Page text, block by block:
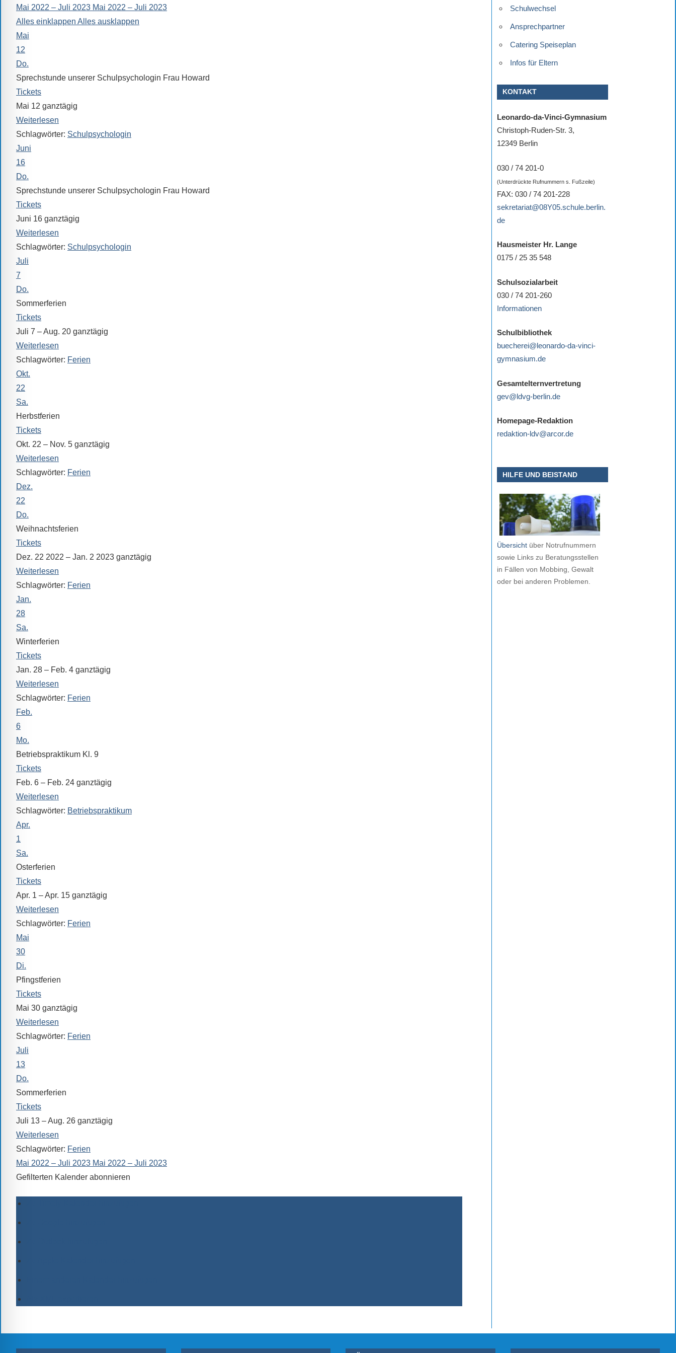
alle
Fragen
Antworten
zu
bieten.
Daneben
gibt
es
den
Aktivitäten
an
unserer
Schule.
Ob
Sprach-,
Mathematik-
oder
Sportwettkampf,
Musik-
Exkursion
oder
Reise
–
unsere
Schülerinnen
und
Schüler
sind
dabei!
Sollten
Sie
Information
nicht
finden,
stehen
am
Ende
jeder
Seite
verschiedene
Möglichkeiten
der
Suche
Mai 2022 – Juli 2023 Mai 2022 – Juli 2023
Alles einklappen Alles ausklappen
Mai
12
Do.
Sprechstunde unserer Schulpsychologin Frau Howard
Tickets
Mai 12 ganztägig
Weiterlesen
Schlagwörter: Schulpsychologin
Juni
16
Do.
Sprechstunde unserer Schulpsychologin Frau Howard
Tickets
Juni 16 ganztägig
Weiterlesen
Schlagwörter: Schulpsychologin
Juli
7
Do.
Sommerferien
Tickets
Juli 7 – Aug. 20 ganztägig
Weiterlesen
Schlagwörter: Ferien
Okt.
22
Sa.
Herbstferien
Tickets
Okt. 22 – Nov. 5 ganztägig
Weiterlesen
Schlagwörter: Ferien
Dez.
22
Do.
Weihnachtsferien
Tickets
Dez. 22 2022 – Jan. 2 2023 ganztägig
Weiterlesen
Schlagwörter: Ferien
Jan.
28
Sa.
Winterferien
Tickets
Jan. 28 – Feb. 4 ganztägig
Weiterlesen
Schlagwörter: Ferien
Feb.
6
Mo.
Betriebspraktikum Kl. 9
Tickets
Feb. 6 – Feb. 24 ganztägig
Weiterlesen
Schlagwörter: Betriebspraktikum
Apr.
1
Sa.
Osterferien
Tickets
Apr. 1 – Apr. 15 ganztägig
Weiterlesen
Schlagwörter: Ferien
Mai
30
Di.
Pfingstferien
Tickets
Mai 30 ganztägig
Weiterlesen
Schlagwörter: Ferien
Juli
13
Do.
Sommerferien
Tickets
Juli 13 – Aug. 26 ganztägig
Weiterlesen
Schlagwörter: Ferien
Mai 2022 – Juli 2023 Mai 2022 – Juli 2023
Gefilterten Kalender abonnieren
Schulwechsel
Ansprechpartner
Catering Speiseplan
Infos für Eltern
KONTAKT
Leonardo-da-Vinci-Gymnasium
Christoph-Ruden-Str. 3,
12349 Berlin
030 / 74 201-0
(Unterdrückte Rufnummern s. Fußzeile)
FAX: 030 / 74 201-228
sekretariat@08Y05.schule.berlin.
de
Hausmeister Hr. Lange
0175 / 25 35 548
Schulsozialarbeit
030 / 74 201-260
Informationen
Schulbibliothek
buecherei@leonardo-da-vinci-
gymnasium.de
Gesamtelternvertretung
gev@ldvg-berlin.de
Homepage-Redaktion
redaktion-ldv@arcor.de
HILFE UND BEISTAND
Übersicht über Notrufnummern
sowie Links zu Beratungsstellen
in Fällen von Mobbing, Gewalt
oder bei anderen Problemen.